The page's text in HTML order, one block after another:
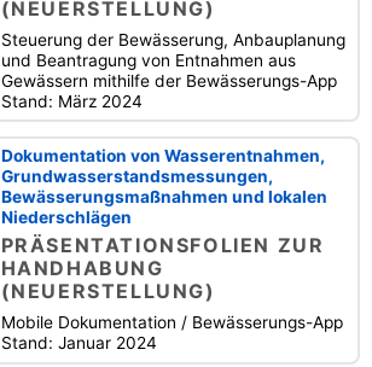
(NEUERSTELLUNG)
Steuerung der Bewässerung, Anbauplanung
und Beantragung von Entnahmen aus
Gewässern mithilfe der Bewässerungs-App
Stand: März 2024
Dokumentation von Wasserentnahmen,
Grundwasserstandsmessungen,
Bewässerungsmaßnahmen und lokalen
Niederschlägen
PRÄSENTATIONSFOLIEN ZUR
HANDHABUNG
(NEUERSTELLUNG)
Mobile Dokumentation / Bewässerungs-App
Stand: Januar 2024